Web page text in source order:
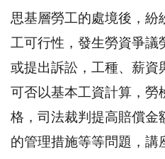
思基層勞工的處境後，紛
工可行性，發生勞資爭
或提出訴訟，工種、薪資
可否以基本工資計算，
格，司法裁判提高賠償金
的管理措施等等問題，講